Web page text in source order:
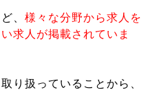
、 様々な分野から求人を
求人が掲載されていま
り扱っていることから、